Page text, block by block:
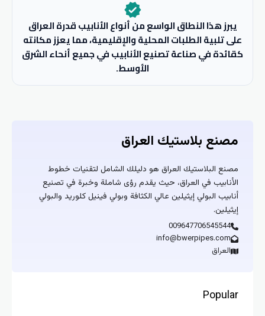
verified
يبرز هذا النطاق الواسع من أنواع الأنابيب قدرة العراق
على تلبية الطلبات المحلية والإقليمية، مما يعزز مكانته
كقائدة في صناعة تصنيع الأنابيب في جميع أنحاء الشرق
الأوسط.
مصنع بلاستيك العراق
مصنع البلاستيك العراق هو دليلك الشامل لتقنيات خطوط
الأنابيب في العراق، حيث يقدم رؤى شاملة وخبرة في تصنيع
أنابيب البولي إيثيلين عالي الكثافة وبولي فينيل كلوريد والبولي
إيثيلين.
009647706545544
info@bwerpipes.com
العراق
Popular